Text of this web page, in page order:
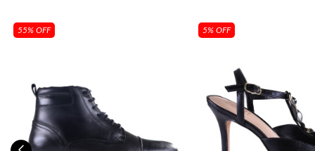
55% OFF 5% OFF